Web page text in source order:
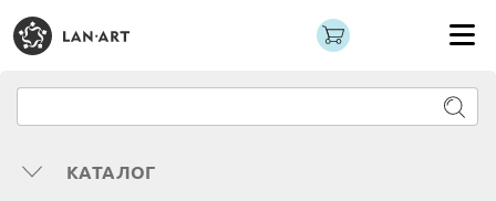
КАТАЛОГ